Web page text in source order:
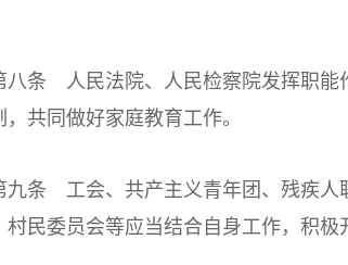
人民法院、人民检察院发挥职能作
，共同做好家庭教育工作。
工会、共产主义青年团、残疾人联
村民委员会等应当结合自身工作，积极